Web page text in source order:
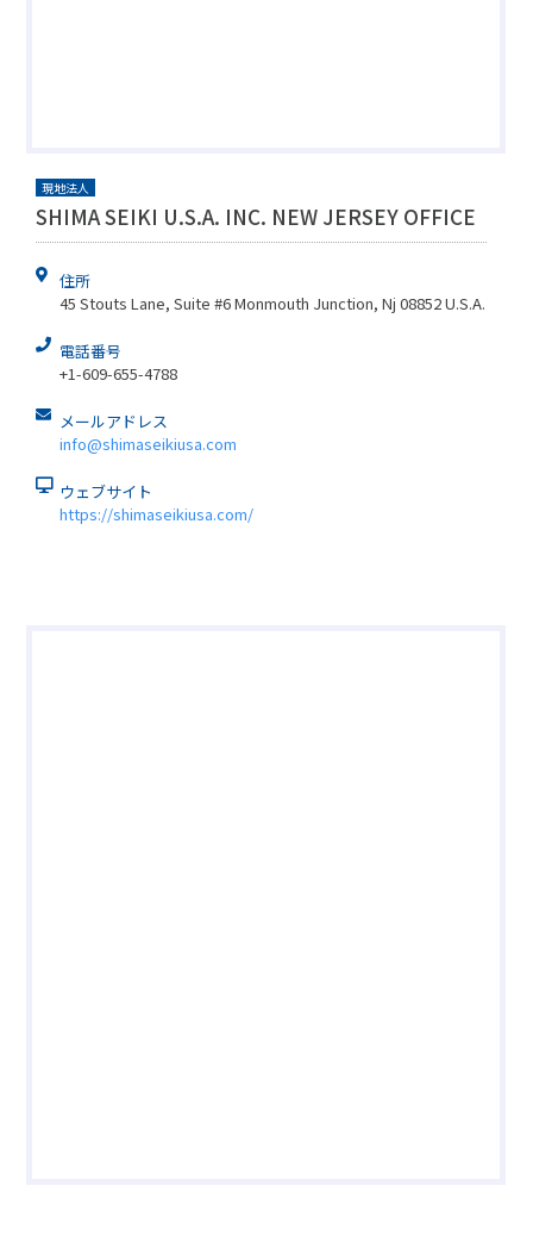
現地法人
SHIMA SEIKI U.S.A. INC. NEW JERSEY OFFICE
住所
45 Stouts Lane, Suite #6 Monmouth Junction, Nj 08852 U.S.A.
電話番号
+1-609-655-4788
メールアドレス
info@shimaseikiusa.com
ウェブサイト
https://shimaseikiusa.com/